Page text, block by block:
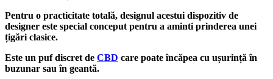
Pentru o practicitate totală, designul acestui dispozitiv de
designer este special conceput pentru a aminti prinderea unei
țigări clasice.
Este un puf discret de CBD care poate încăpea cu ușurință în
buzunar sau în geantă.